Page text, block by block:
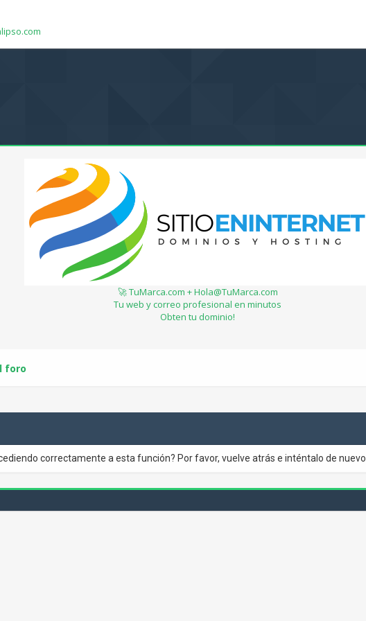
🚀 TuMarca.com + Hola@TuMarca.com
Tu web y correo profesional en minutos
Obten tu dominio!
foro
correctamente a esta función? Por favor, vuelve atrás e inténtalo de nuevo.